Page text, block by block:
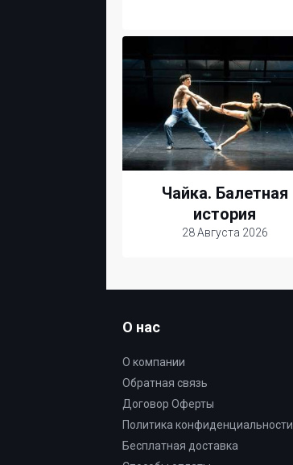
Чайка. Балетная
история
28 Августа 2026
О нас
О компании
Обратная связь
Договор Оферты
Политика конфиденциальности
Бесплатная доставка